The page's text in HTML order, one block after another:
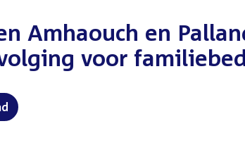
Amhaouch en
voor